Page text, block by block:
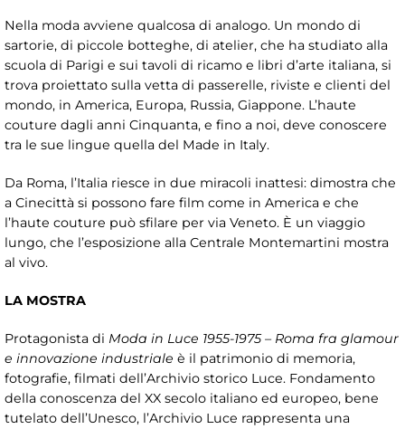
Nella moda avviene qualcosa di analogo. Un mondo di
sartorie, di piccole botteghe, di atelier, che ha studiato alla
scuola di Parigi e sui tavoli di ricamo e libri d’arte italiana, si
trova proiettato sulla vetta di passerelle, riviste e clienti del
mondo, in America, Europa, Russia, Giappone. L’haute
couture dagli anni Cinquanta, e fino a noi, deve conoscere
tra le sue lingue quella del Made in Italy.
Da Roma, l’Italia riesce in due miracoli inattesi: dimostra che
a Cinecittà si possono fare film come in America e che
l’haute couture può sfilare per via Veneto. È un viaggio
lungo, che l’esposizione alla Centrale Montemartini mostra
al vivo.
LA MOSTRA
Protagonista di Moda in Luce 1955-1975 – Roma fra glamour
e innovazione industriale è il patrimonio di memoria,
fotografie, filmati dell’Archivio storico Luce. Fondamento
della conoscenza del XX secolo italiano ed europeo, bene
tutelato dell’Unesco, l’Archivio Luce rappresenta una